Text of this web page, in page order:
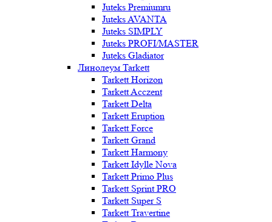
Juteks Premiumru
Juteks AVANTA
Juteks SIMPLY
Juteks PROFI/MASTER
Juteks Gladiator
Линолеум Tarkett
Tarkett Horizon
Tarkett Acczent
Tarkett Delta
Tarkett Eruption
Tarkett Force
Tarkett Grand
Tarkett Harmony
Tarkett Idylle Nova
Tarkett Primo Plus
Tarkett Sprint PRO
Tarkett Super S
Tarkett Travertine